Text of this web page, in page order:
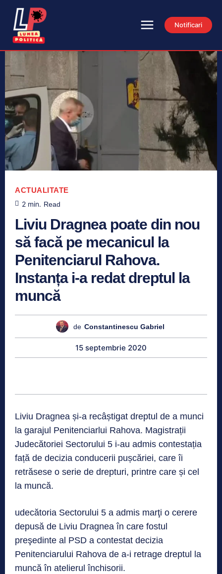
Notificari
ACTUALITATE
2 min. Read
Liviu Dragnea poate din nou
să facă pe mecanicul la
Penitenciarul Rahova.
Instanța i-a redat dreptul la
muncă
de Constantinescu Gabriel
15 septembrie 2020
Liviu Dragnea și-a recâștigat dreptul de a munci
la garajul Penitenciarlui Rahova. Magistrații
Judecătoriei Sectorului 5 i-au admis contestația
față de decizia conducerii pușcăriei, care îi
retrăsese o serie de drepturi, printre care și cel
la muncă.
udecătoria Sectorului 5 a admis marţi o cerere
depusă de Liviu Dragnea în care fostul
preşedinte al PSD a contestat decizia
Penitenciarului Rahova de a-i retrage dreptul la
muncă în atelierul închisorii.